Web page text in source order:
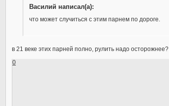
Василий написал(а):
что может случиться с этим парнем по дороге.
в 21 веке этих парней полно, рулить надо осторожнее?
0